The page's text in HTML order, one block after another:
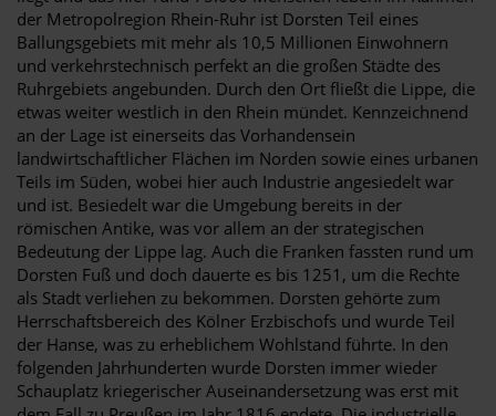
der Metropolregion Rhein-Ruhr ist Dorsten Teil eines
Ballungsgebiets mit mehr als 10,5 Millionen Einwohnern
und verkehrstechnisch perfekt an die großen Städte des
Ruhrgebiets angebunden. Durch den Ort fließt die Lippe, die
etwas weiter westlich in den Rhein mündet. Kennzeichnend
an der Lage ist einerseits das Vorhandensein
landwirtschaftlicher Flächen im Norden sowie eines urbanen
Teils im Süden, wobei hier auch Industrie angesiedelt war
und ist. Besiedelt war die Umgebung bereits in der
römischen Antike, was vor allem an der strategischen
Bedeutung der Lippe lag. Auch die Franken fassten rund um
Dorsten Fuß und doch dauerte es bis 1251, um die Rechte
als Stadt verliehen zu bekommen. Dorsten gehörte zum
Herrschaftsbereich des Kölner Erzbischofs und wurde Teil
der Hanse, was zu erheblichem Wohlstand führte. In den
folgenden Jahrhunderten wurde Dorsten immer wieder
Schauplatz kriegerischer Auseinandersetzung was erst mit